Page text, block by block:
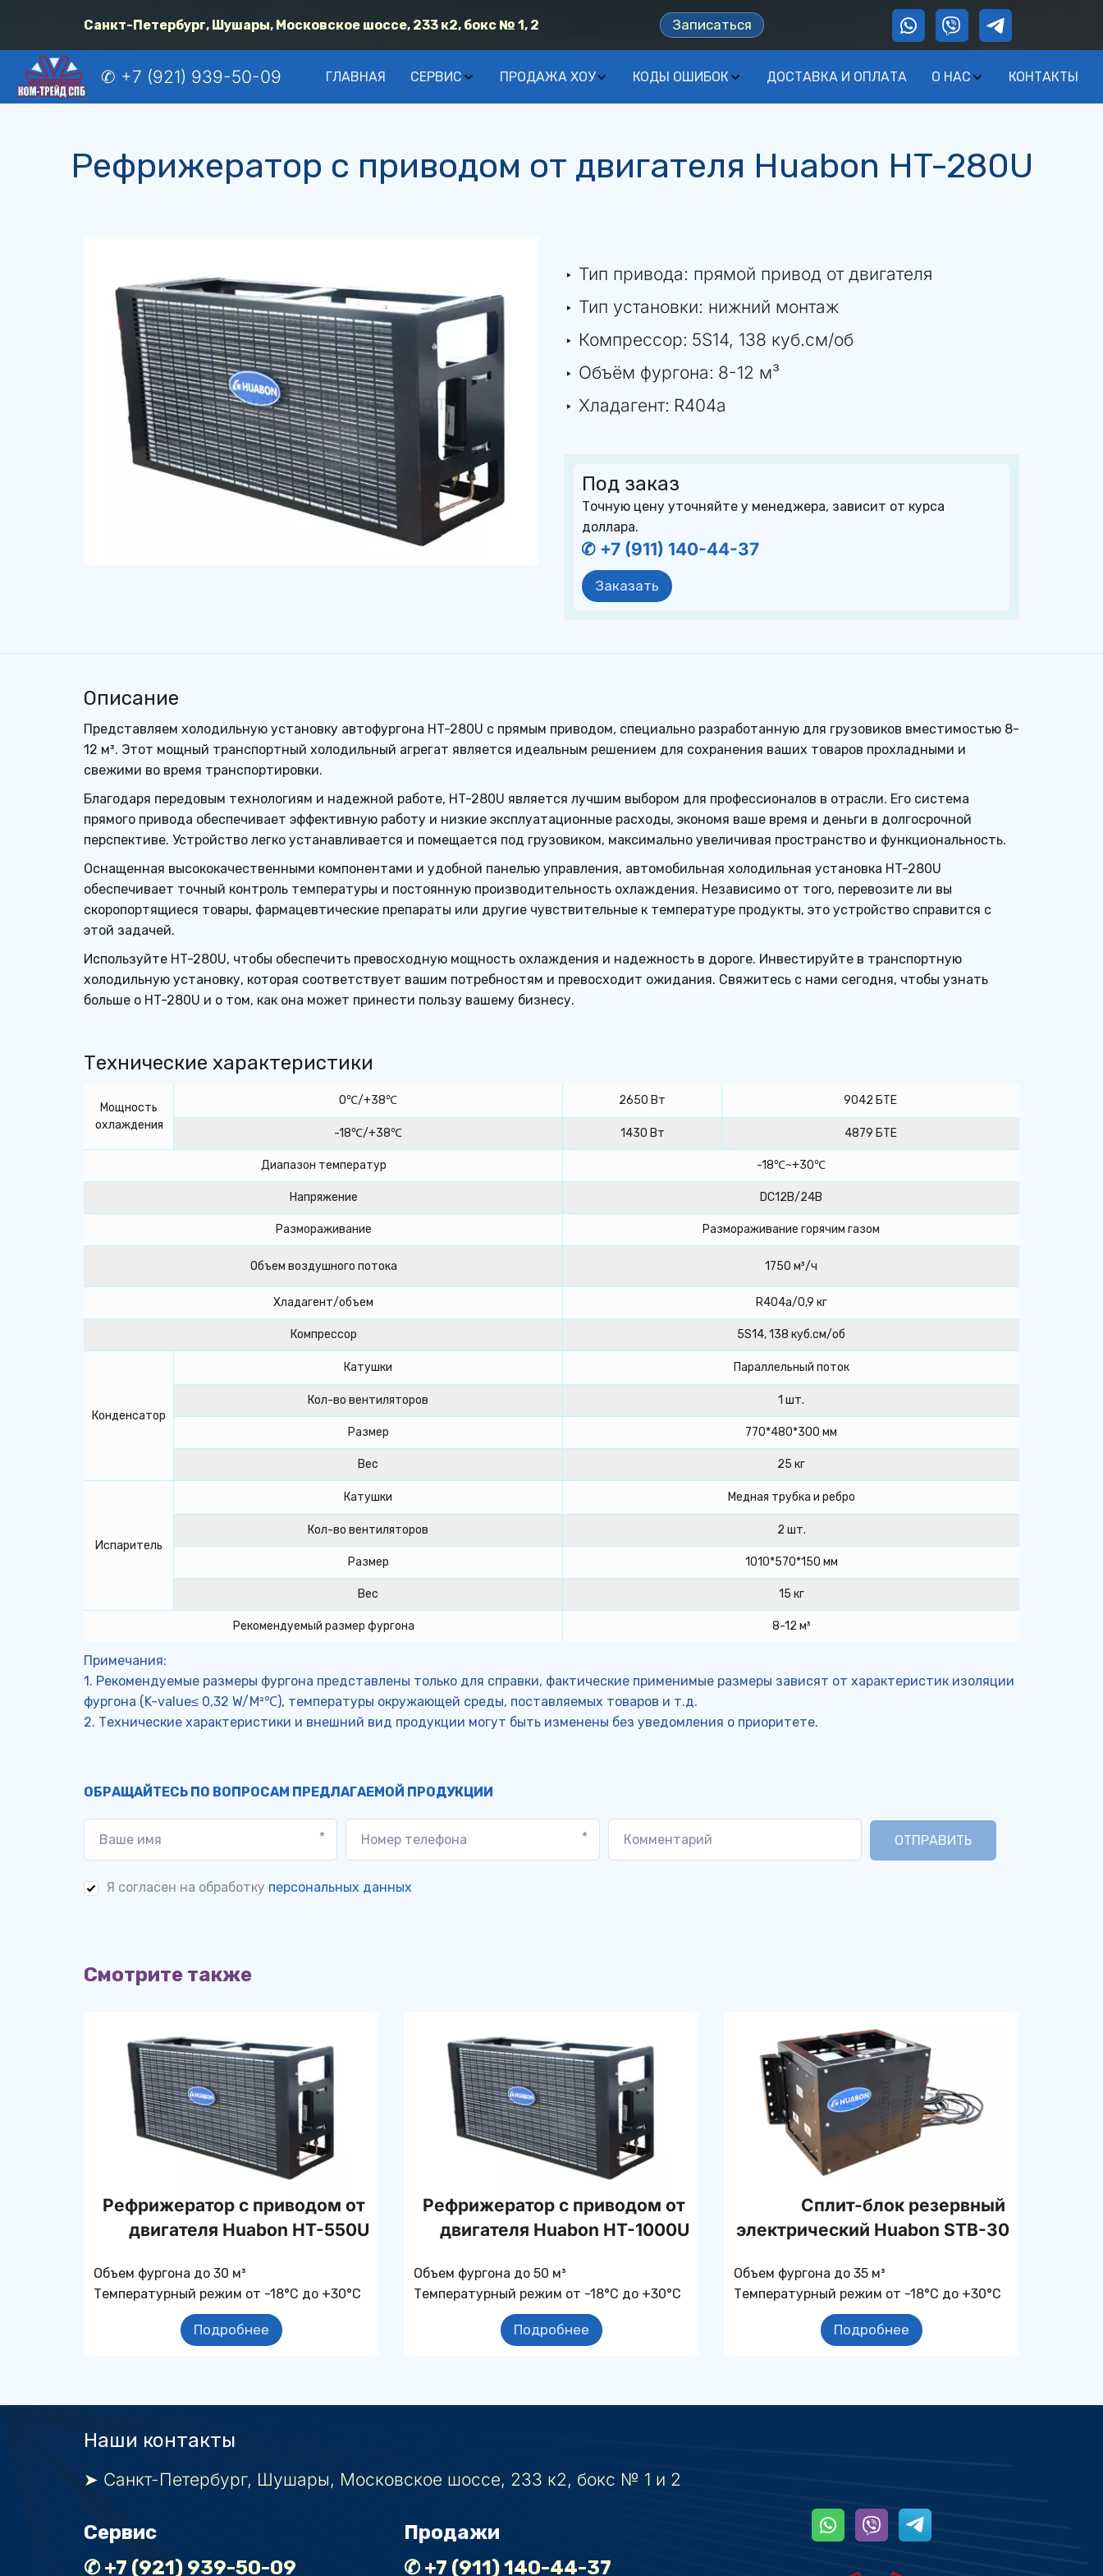
Санкт-Петербург, Шушары, Московское шоссе, 233 к2, бокс № 1, 2 Записаться
✆ +7 (921) 939-50-09 ГЛАВНАЯ СЕРВИС ПРОДАЖА ХОУ КОДЫ ОШИБОК ДОСТАВКА И ОПЛАТА О НАС КОНТАКТЫ
Рефрижератор с приводом от двигателя Huabon HT-280U
‣ Тип привода: прямой привод от двигателя
‣ Тип установки: нижний монтаж
‣ Компрессор: 5S14, 138 куб.см/об
‣ Объём фургона: 8-12 м³
‣ Хладагент: R404a
Под заказ
Точную цену уточняйте у менеджера, зависит от курса
доллара.
✆ +7 (911) 140-44-37
Заказать
Описание
Представляем холодильную установку автофургона HT-280U с прямым приводом, специально разработанную для грузовиков вместимостью 8-
12 м³. Этот мощный транспортный холодильный агрегат является идеальным решением для сохранения ваших товаров прохладными и
свежими во время транспортировки.
Благодаря передовым технологиям и надежной работе, HT-280U является лучшим выбором для профессионалов в отрасли. Его система
прямого привода обеспечивает эффективную работу и низкие эксплуатационные расходы, экономя ваше время и деньги в долгосрочной
перспективе. Устройство легко устанавливается и помещается под грузовиком, максимально увеличивая пространство и функциональность.
Оснащенная высококачественными компонентами и удобной панелью управления, автомобильная холодильная установка HT-280U
обеспечивает точный контроль температуры и постоянную производительность охлаждения. Независимо от того, перевозите ли вы
скоропортящиеся товары, фармацевтические препараты или другие чувствительные к температуре продукты, это устройство справится с
этой задачей.
Используйте HT-280U, чтобы обеспечить превосходную мощность охлаждения и надежность в дороге. Инвестируйте в транспортную
холодильную установку, которая соответствует вашим потребностям и превосходит ожидания. Свяжитесь с нами сегодня, чтобы узнать
больше о HT-280U и о том, как она может принести пользу вашему бизнесу.
Технические характеристики
Мощность
охлаждения
0℃/+38℃ 2650 Вт 9042 БТЕ
-18℃/+38℃ 1430 Вт 4879 БТЕ
Диапазон температур -18℃~+30℃
Напряжение DC12В/24В
Размораживание Размораживание горячим газом
Объем воздушного потока 1750 м³/ч
Хладагент/объем R404a/0,9 кг
Компрессор 5S14, 138 куб.см/об
Конденсатор
Катушки Параллельный поток
Кол-во вентиляторов 1 шт.
Размер 770*480*300 мм
Вес 25 кг
Испаритель
Катушки Медная трубка и ребро
Кол-во вентиляторов 2 шт.
Размер 1010*570*150 мм
Вес 15 кг
Рекомендуемый размер фургона 8-12 м³
Примечания:
1. Рекомендуемые размеры фургона представлены только для справки, фактические применимые размеры зависят от характеристик изоляции
фургона (K-value≤ 0,32 W/M²℃), температуры окружающей среды, поставляемых товаров и т.д.
2. Технические характеристики и внешний вид продукции могут быть изменены без уведомления о приоритете.
ОБРАЩАЙТЕСЬ ПО ВОПРОСАМ ПРЕДЛАГАЕМОЙ ПРОДУКЦИИ
* * ОТПРАВИТЬ
Я согласен на обработку персональных данных
Смотрите также
Рефрижератор с приводом от
двигателя Huabon HT-550U
Объем фургона до 30 м³
Температурный режим от -18°С до +30°С
Подробнее
Рефрижератор с приводом от
двигателя Huabon HT-1000U
Объем фургона до 50 м³
Температурный режим от -18°С до +30°С
Подробнее
Сплит-блок резервный
электрический Huabon STB-30
Объем фургона до 35 м³
Температурный режим от -18°С до +30°С
Подробнее
Наши контакты
➤ Санкт-Петербург, Шушары, Московское шоссе, 233 к2, бокс № 1 и 2
Сервис
✆ +7 (921) 939-50-09
Продажи
✆ +7 (911) 140-44-37